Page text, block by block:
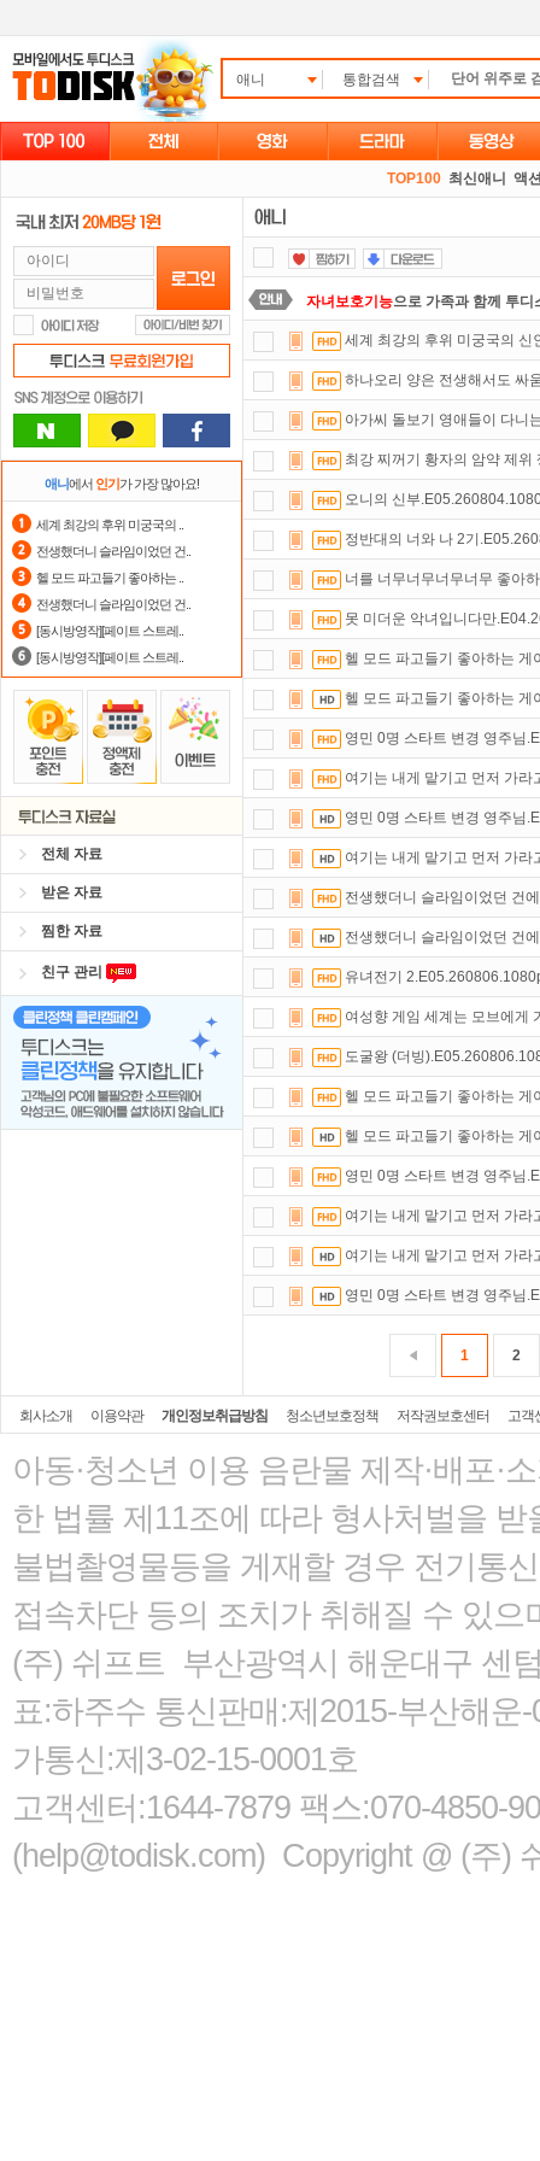
애니 통합검색
TOP100 최신애니 액
애니에서 인기가 가장 많아요!
세계 최강의 후위 미궁국의 ..
전생했더니 슬라임이었던 건..
헬 모드 파고들기 좋아하는 ..
전생했더니 슬라임이었던 건..
[동시방영작][페이트 스트레..
[동시방영작][페이트 스트레..
전체 자료
받은 자료
찜한 자료
친구 관리
자녀보호기능으로 가족과 함께 투
댓글만 잘써도무료 포인트를 드립
숨어있는 카드 마일리지 조회하고
포인트 할인쿠폰 사용방법안내
스마트TV로 투디스크영화,드라마,
정액제할인쿠폰 사용방법안내
요즘 뭐가 재밌지?고민되면 눌러봐!
세계 최강의 후위 미궁국의
하나오리 양은 전생해서도 싸
아가씨 돌보기 영애들이 다니
최강 찌꺼기 황자의 암약 제
오니의 신부
정반대의 너와 나 2기
너를 너무너무너무너무 좋아
못 미더운 악녀입니다만
헬 모드 파고들기 좋아하는 게
헬 모드 파고들기 좋아하는 게
영민 0명 스타트 변경 영주님
여기는 내게 맡기고 먼저 가
영민 0명 스타트 변경 영주님
여기는 내게 맡기고 먼저 가
전생했더니 슬라임이었던 건
전생했더니 슬라임이었던 건
유녀전기
여성향 게임 세계는 모브에게
도굴왕 (더빙
헬 모드 파고들기 좋아하는 게
헬 모드 파고들기 좋아하는 게
영민 0명 스타트 변경 영주님
여기는 내게 맡기고 먼저 가
여기는 내게 맡기고 먼저 가
영민 0명 스타트 변경 영주님
1 2
회사소개 이용약관 개인정보취급방침 청소년보호정책 저작권보호센터 고객
아동·청소년 이용 음란물 제작·배포·
한 법률 제11조에 따라 형사처벌을 받
불법촬영물등을 게재할 경우 전기통
접속차단 등의 조치가 취해질 수 있으
(주) 쉬프트 부산광역시 해운대구 센
표:하주수 통신판매:제2015-부산해
가통신:제3-02-15-0001호
고객센터:1644-7879 팩스:070-4850-
(help@todisk.com) Copyright @ (주)